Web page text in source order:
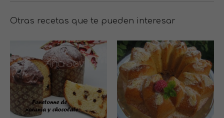
Otras recetas que te pueden interesar